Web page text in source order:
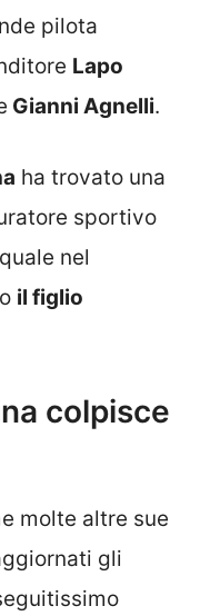
pilota
Lapo
Gianni Agnelli.
ha trovato una
sportivo
nel
il figlio
colpisce
molte altre sue
gli